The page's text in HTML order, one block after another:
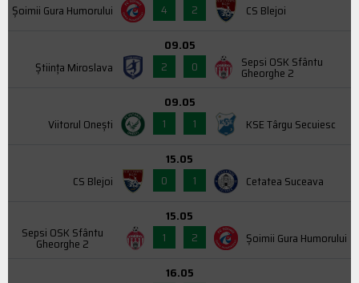
Şoimii Gura Humorului
4
2 CS Blejoi
Știința Miroslava
09.05
2
0 Sepsi OSK Sfântu
Gheorghe 2
Viitorul Onești
09.05
1
1 KSE Târgu Secuiesc
CS Blejoi
15.05
0
1 Cetatea Suceava
Sepsi OSK Sfântu
Gheorghe 2
15.05
1
2 Şoimii Gura Humorului
16.05